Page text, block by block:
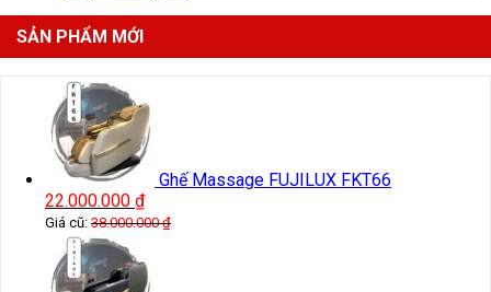
SẢN PHẨM MỚI
Ghế Massage FUJILUX FKT66
22.000.000 ₫
Giá cũ: 38.000.000₫